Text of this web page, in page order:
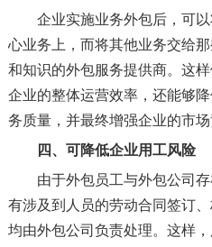
企业实施业务外包后，可
心业务上，而将其他业务交给
和知识的外包服务提供商。这
企业的整体运营效率，还能够
务质量，并最终增强企业的市场
四、可降低企业用工风险
由于外包员工与外包公司
有涉及到人员的劳动合同签订
均由外包公司负责处理。这样